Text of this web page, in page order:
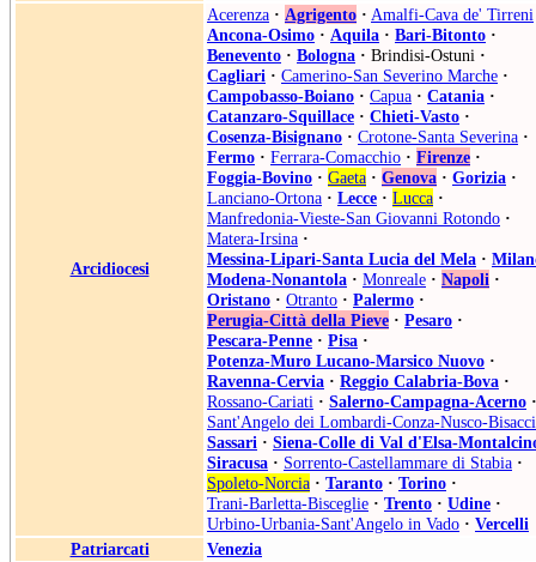
Arcidiocesi
Acerenza · Agrigento · Amalfi-Cava de' Tirreni
Ancona-Osimo · Aquila · Bari-Bitonto ·
Benevento · Bologna · Brindisi-Ostuni ·
Cagliari · Camerino-San Severino Marche ·
Campobasso-Boiano · Capua · Catania ·
Catanzaro-Squillace · Chieti-Vasto ·
Cosenza-Bisignano · Crotone-Santa Severina ·
Fermo · Ferrara-Comacchio · Firenze ·
Foggia-Bovino · Gaeta · Genova · Gorizia ·
Lanciano-Ortona · Lecce · Lucca ·
Manfredonia-Vieste-San Giovanni Rotondo ·
Matera-Irsina ·
Messina-Lipari-Santa Lucia del Mela ·
Modena-Nonantola · Monreale · Napoli ·
Oristano · Otranto · Palermo ·
Perugia-Città della Pieve · Pesaro ·
Pescara-Penne · Pisa ·
Potenza-Muro Lucano-Marsico Nuovo ·
Ravenna-Cervia · Reggio Calabria-Bova ·
Rossano-Cariati · Salerno-Campagna-Acerno ·
Sant'Angelo dei Lombardi-Conza-Nusco-
Sassari · Siena-Colle di Val d'Elsa-
Siracusa · Sorrento-Castellammare di Stabia ·
Spoleto-Norcia · Taranto · Torino ·
Trani-Barletta-Bisceglie · Trento · Udine ·
Urbino-Urbania-Sant'Angelo in Vado · Vercelli
Patriarcati
Venezia